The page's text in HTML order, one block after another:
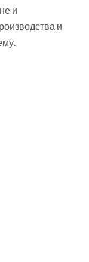
и
и